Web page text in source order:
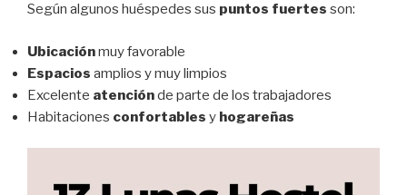
Según algunos huéspedes sus puntos fuertes son:
Ubicaciónmuy favorable
Espacios amplios y muy limpios
Excelente atenciónde parte de los trabajadores
Habitaciones confortables y hogareñas